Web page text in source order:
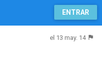
ENTRAR
el 13 may. 14